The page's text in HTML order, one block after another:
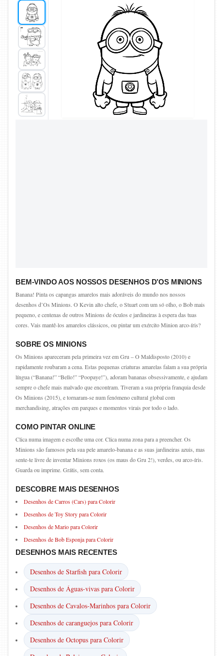
BEM-VINDO AOS NOSSOS DESENHOS D’OS MINIONS
Banana! Pinta os capangas amarelos mais adoráveis do mundo nos nossos
desenhos d’Os Minions. O Kevin alto chefe, o Stuart com um só olho, o Bob mais
pequeno, e centenas de outros Minions de óculos e jardineiras à espera das tuas
cores. Vais mantê-los amarelos clássicos, ou pintar um exército Minion arco-íris?
SOBRE OS MINIONS
Os Minions apareceram pela primeira vez em Gru – O Maldisposto (2010) e
rapidamente roubaram a cena. Estas pequenas criaturas amarelas falam a sua própria
língua (“Banana!” “Bello!” “Poopaye!”), adoram bananas obsessivamente, e ajudam
sempre o chefe mais malvado que encontram. Tiveram a sua própria franquia desde
Os Minions (2015), e tornaram-se num fenómeno cultural global com
merchandising, atrações em parques e momentos virais por todo o lado.
COMO PINTAR ONLINE
Clica numa imagem e escolhe uma cor. Clica numa zona para a preencher. Os
Minions são famosos pela sua pele amarelo-banana e as suas jardineiras azuis, mas
sente-te livre de inventar Minions roxos (os maus do Gru 2!), verdes, ou arco-íris.
Guarda ou imprime. Grátis, sem conta.
DESCOBRE MAIS DESENHOS
Desenhos de Carros (Cars) para Colorir
Desenhos de Toy Story para Colorir
Desenhos de Mario para Colorir
Desenhos de Bob Esponja para Colorir
DESENHOS MAIS RECENTES
Desenhos de Starfish para Colorir
Desenhos de Águas-vivas para Colorir
Desenhos de Cavalos-Marinhos para Colorir
Desenhos de caranguejos para Colorir
Desenhos de Octopus para Colorir